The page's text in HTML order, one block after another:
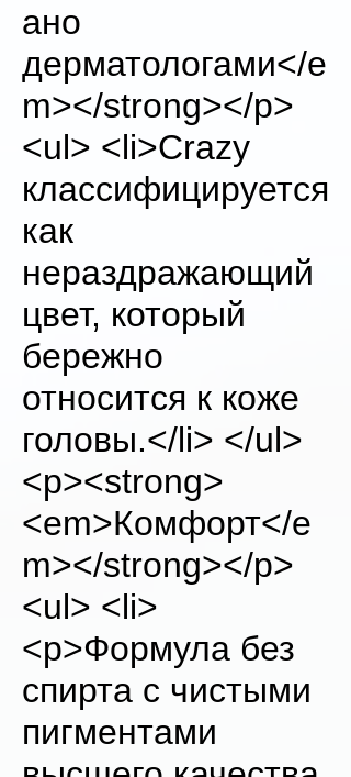
ано
дерматологами</e
m></strong></p>
<ul> <li>Crazy
классифицируется
как
нераздражающий
цвет, который
бережно
относится к коже
головы.</li> </ul>
<p><strong>
<em>Комфорт</e
m></strong></p>
<ul> <li>
<p>Формула без
спирта с чистыми
пигментами